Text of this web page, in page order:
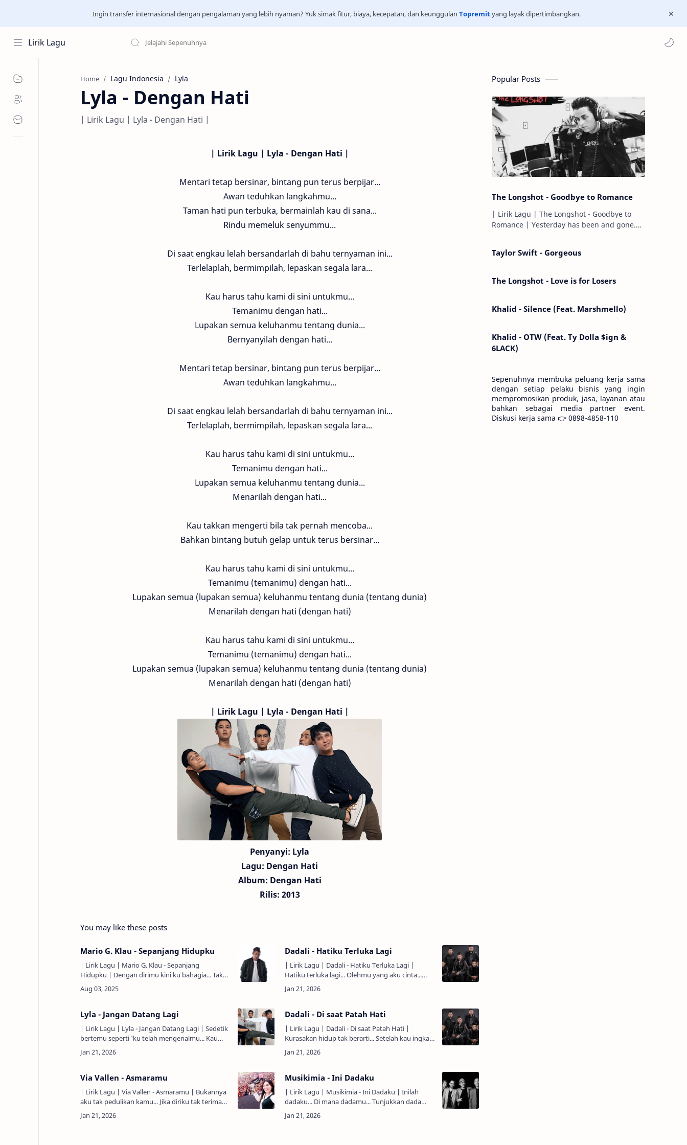
Ingin transfer internasional dengan pengalaman yang lebih nyaman? Yuk simak fitur, biaya, kecepatan, dan keunggulan Topremityang layak dipertimbangkan.
Lirik Lagu
Home Lagu Indonesia Lyla
Lyla - Dengan Hati
| Lirik Lagu | Lyla - Dengan Hati |
| Lirik Lagu | Lyla - Dengan Hati |
Mentari tetap bersinar, bintang pun terus berpijar...
Awan teduhkan langkahmu...
Taman hati pun terbuka, bermainlah kau di sana...
Rindu memeluk senyummu...
Di saat engkau lelah bersandarlah di bahu ternyaman ini...
Terlelaplah, bermimpilah, lepaskan segala lara...
Kau harus tahu kami di sini untukmu...
Temanimu dengan hati...
Lupakan semua keluhanmu tentang dunia...
Bernyanyilah dengan hati...
Mentari tetap bersinar, bintang pun terus berpijar...
Awan teduhkan langkahmu...
Di saat engkau lelah bersandarlah di bahu ternyaman ini...
Terlelaplah, bermimpilah, lepaskan segala lara...
Kau harus tahu kami di sini untukmu...
Temanimu dengan hati...
Lupakan semua keluhanmu tentang dunia...
Menarilah dengan hati...
Kau takkan mengerti bila tak pernah mencoba...
Bahkan bintang butuh gelap untuk terus bersinar...
Kau harus tahu kami di sini untukmu...
Temanimu (temanimu) dengan hati...
Lupakan semua (lupakan semua) keluhanmu tentang dunia (tentang dunia)
Menarilah dengan hati (dengan hati)
Kau harus tahu kami di sini untukmu...
Temanimu (temanimu) dengan hati...
Lupakan semua (lupakan semua) keluhanmu tentang dunia (tentang dunia)
Menarilah dengan hati (dengan hati)
| Lirik Lagu | Lyla - Dengan Hati |
Penyanyi: Lyla
Lagu: Dengan Hati
Album: Dengan Hati
Rilis: 2013
You may like these posts
Mario G. Klau - Sepanjang Hidupku
| Lirik Lagu | Mario G. Klau - Sepanjang
Hidupku | Dengan dirimu kini ku bahagia... Tak
henti kau berbagi canda tawa... Hilangkan gairah
lelah hariku... Hadirm…
Dadali - Hatiku Terluka Lagi
| Lirik Lagu | Dadali - Hatiku Terluka Lagi |
Hatiku terluka lagi... Olehmu yang aku cinta...
Untuk yang kesekian kali... Kau melukai
Lyla - Jangan Datang Lagi
| Lirik Lagu | Lyla - Jangan Datang Lagi | Sedetik
bertemu seperti 'ku telah mengenalmu... Kau
yakinkan aku 'tuk memilihmu... Kau jantung
hatiku, kau dara…
Dadali - Di saat Patah Hati
| Lirik Lagu | Dadali - Di saat Patah Hati |
Kurasakan hidup tak berarti... Setelah kau ingkari
janji suci... Yang selama ini engkau beri... 'Tuk
setia sa…
Via Vallen - Asmaramu
| Lirik Lagu | Via Vallen - Asmaramu | Bukannya
aku tak pedulikan kamu... Jika diriku tak terima
telponmu... Bukannya aku melupakan kamu...
Jika diriku tak bala…
Musikimia - Ini Dadaku
| Lirik Lagu | Musikimia - Ini Dadaku | Inilah
dadaku... Di mana dadamu... Tunjukkan dada
kita... Kita masih punya semangat... Inilah
dadaku... Di mana dadamu.…
Popular Posts
The Longshot - Goodbye to Romance
| Lirik Lagu | The Longshot - Goodbye to
Romance | Yesterday has been and gone.
Taylor Swift - Gorgeous
The Longshot - Love is for Losers
Khalid - Silence (Feat. Marshmello)
Khalid - OTW (Feat. Ty Dolla $ign &
6LACK)
Sepenuhnya membuka peluang kerja sama
dengan setiap pelaku bisnis yang ingin
mempromosikan produk, jasa, layanan atau
bahkan sebagai media partner event.
Diskusi kerja sama 👉 0898-4858-110